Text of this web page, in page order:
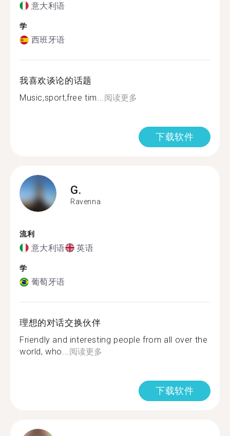
意大利语
学
西班牙语
我喜欢谈论的话题
Music,sport,free tim...阅读更多
下载软件
G.
Ravenna
流利
意大利语 英语
学
葡萄牙语
理想的对话交换伙伴
Friendly and interesting people from all over the
world, who...阅读更多
下载软件